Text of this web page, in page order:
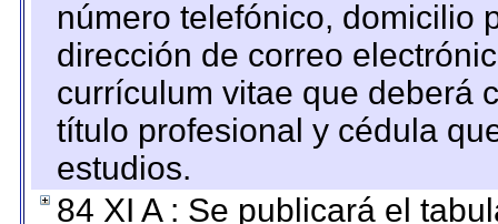
número telefónico, domicilio
dirección de correo
currículum vitae que deberá
título profesional y cédula
estudios.
84 XI A : Se publicará el